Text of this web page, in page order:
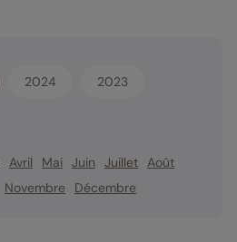
2024 2023
Avril Mai Juin Juillet Août
Novembre Décembre